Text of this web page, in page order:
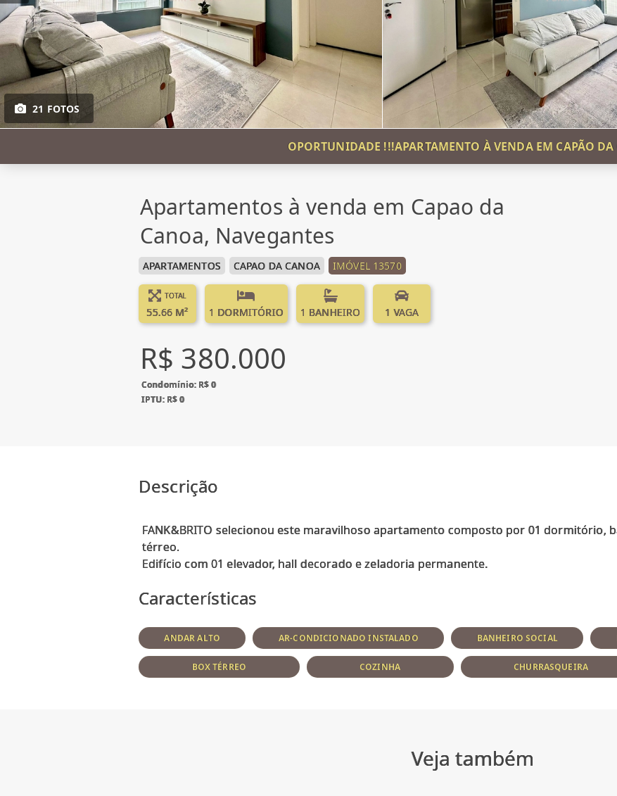
21 FOTOS
OPORTUNIDADE !!!APARTAMENTO À VENDA EM CAPÃO
Apartamentos à venda em Capao da
Canoa, Navegantes
APARTAMENTOS CAPAO DA CANOA IMÓVEL 13570
TOTAL
55.66 M² 1 DORMITÓRIO 1 BANHEIRO 1 VAGA
R$ 380.000
Condomínio: R$ 0
IPTU: R$ 0
Descrição
FANK&BRITO selecionou este maravilhoso apartamento composto por 01 dormitório,
térreo.
Características
ANDAR ALTO AR-CONDICIONADO INSTALADO BANHEIRO SOCIAL
BOX TÉRREO COZINHA CHURRASQUEIRA
Veja também